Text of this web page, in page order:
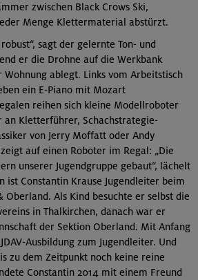
zwischen Black Crows Ski,
Menge Klettermaterial abstürzt.
sagt der gelernte Ton- und
er die Drohne auf die Werkbank
ablegt. Links vom Arbeitstisch
ein E-Piano mit Mozart
reihen sich kleine Modellroboter
an Kletterführer, Schachstrategie-
von Jerry Moffatt oder Andy
auf einen Roboter im Regal: „Die
unserer Jugendgruppe gebaut“, lächelt
ist Constantin Krause Jugendleiter beim
Oberland. Als Kind besuchte er selbst die
in Thalkirchen, danach war er
der Sektion Oberland. Mit Anfang
Ausbildung zum Jugendleiter. Und
zu dem Zeitpunkt noch keine reine
Constantin 2014 mit einem Freund